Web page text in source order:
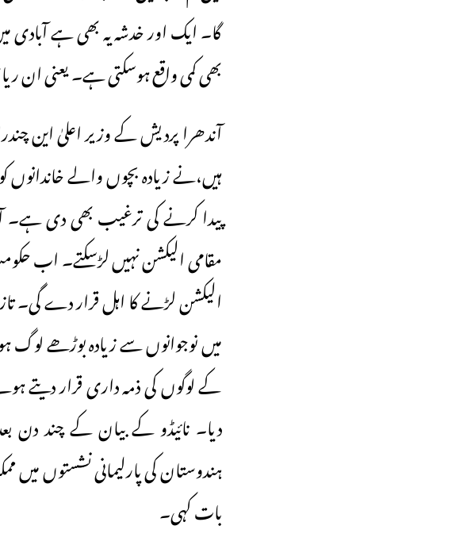
گا۔ ایک اور خدشہ یہ بھی ہے
بھی کمی واقع ہوسکتی ہے۔ یعنی ان
آندھرا پردیش کے وزیر اعلیٰ این
ہیں،نے زیادہ بچوں والے خاندانوں
پیدا کرنے کی ترغیب بھی دی ہے۔
مقامی الیکشن نہیں لڑسکتے۔ اب
میں نوجوانوں سے زیادہ بوڑھے لوگ
کے لوگوں کی ذمہ داری قرار دیتے
دیا۔ نائیڈو کے بیان کے چند دن
بات کہی۔